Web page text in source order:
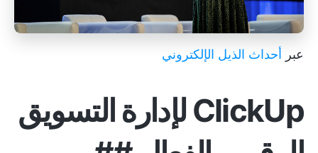
عبر أحداث الذيل الإلكتروني
ClickUp لإدارة التسويق